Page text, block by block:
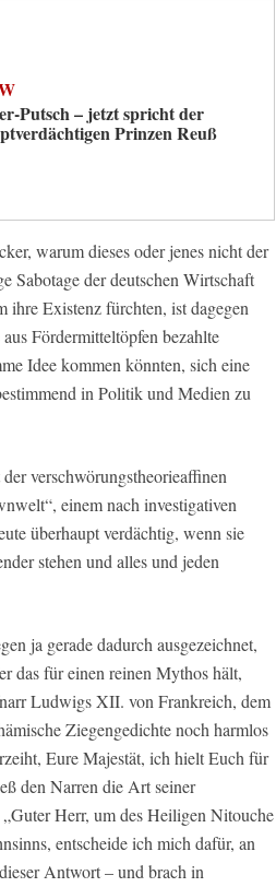
Putsch – jetzt spricht der
Prinzen Reuß
warum dieses oder jenes nicht der
Sabotage der deutschen Wirtschaft
ihre Existenz fürchten, ist dagegen
Fördermitteltöpfen bezahlte
Idee kommen könnten, sich eine
in Politik und Medien zu
verschwörungstheorieaffinen
einem nach investigativen
überhaupt verdächtig, wenn sie
stehen und alles und jeden
ja gerade dadurch ausgezeichnet,
das für einen reinen Mythos hält,
Ludwigs XII. von Frankreich, dem
Ziegengedichte noch harmlos
Eure Majestät, ich hielt Euch für
den Narren die Art seiner
Herr, um des Heiligen Nitouche
entscheide ich mich dafür, an
Antwort – und brach in